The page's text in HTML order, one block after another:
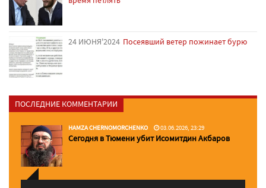
24 ИЮНЯ'2024 Посеявший ветер пожинает бурю
ПОСЛЕДНИЕ КОММЕНТАРИИ
HAMZA CHERNOMORCHENKO 03.06.2026, 23:29
Сегодня в Тюмени убит Исомитдин Акбаров